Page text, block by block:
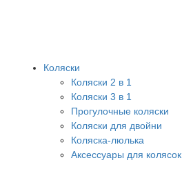
Коляски
Коляски 2 в 1
Коляски 3 в 1
Прогулочные коляски
Коляски для двойни
Коляска-люлька
Аксессуары для колясок